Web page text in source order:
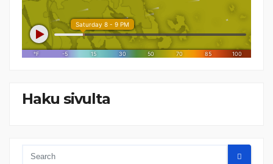
Haku sivulta